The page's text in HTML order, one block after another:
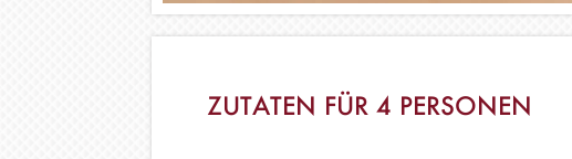
ZUTATEN FÜR 4 PERSONEN